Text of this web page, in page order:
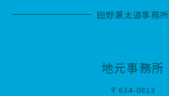
田野瀬太道事務所
地元事務所
〒634-0813